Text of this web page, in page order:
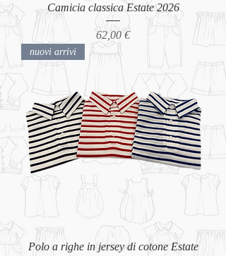
Camicia classica Estate 2026
Prezzo
62,00 €
nuovi arrivi
Polo a righe in jersey di cotone Estate